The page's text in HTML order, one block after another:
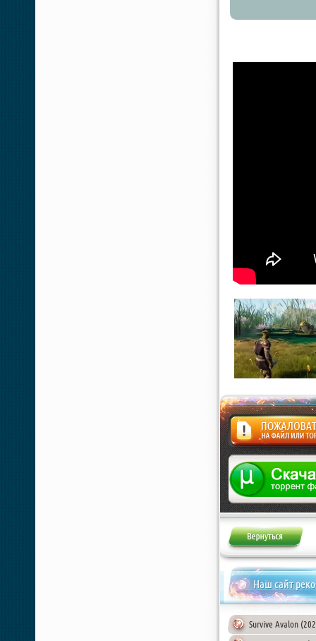
Жалоба
Наш сайт
Survive Avalon